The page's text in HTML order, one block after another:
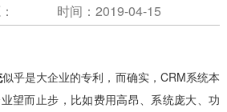
时间：2019-04-15
似乎是大企业的专利，而确实，CRM系统本
望而止步，比如费用高昂、系统庞大、功